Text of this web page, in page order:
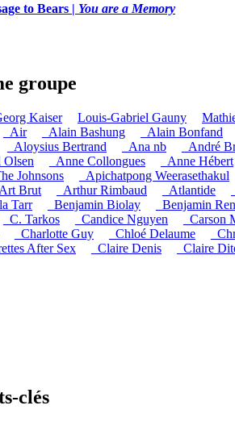
to Bears | You are a Memory
groupe
Kaiser Louis-Gabriel Gauny
_Air _Alain Bashung _Alain Bonfand
_Aloysius Bertrand _Ana nb _André
Olsen _Anne Collongues _Anne Hébert
Johnsons _Apichatpong Weerasethakul
Brut _Arthur Rimbaud _Atlantide
Tarr _Benjamin Biolay _Benjamin
_C. Tarkos _Candice Nguyen _Carson
_Charlotte Guy _Chloé Delaume
After Sex _Claire Denis _Claire
clés